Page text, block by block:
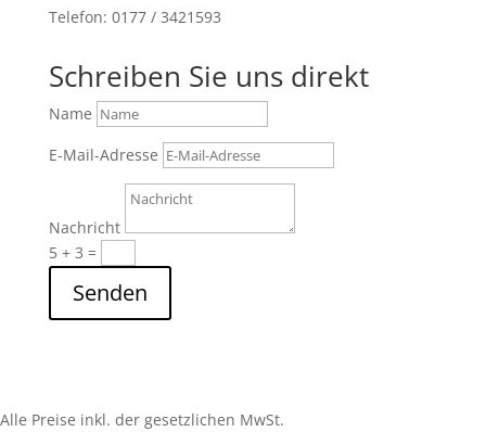
Telefon: 0177 / 3421593
Schreiben Sie uns direkt
Name
E-Mail-Adresse
Nachricht
5 + 3 =
Senden
Alle Preise inkl. der gesetzlichen MwSt.